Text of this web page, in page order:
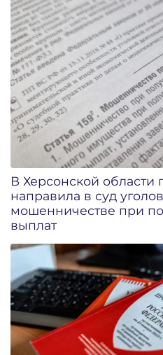
В Херсонской области
направила в суд
мошенничестве при
выплат